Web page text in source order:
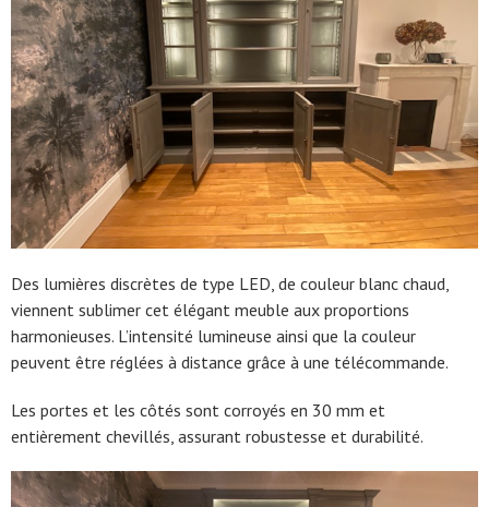
Des lumières discrètes de type LED, de couleur blanc chaud,
viennent sublimer cet élégant meuble aux proportions
harmonieuses. L’intensité lumineuse ainsi que la couleur
peuvent être réglées à distance grâce à une télécommande.
Les portes et les côtés sont corroyés en 30 mm et
entièrement chevillés, assurant robustesse et durabilité.